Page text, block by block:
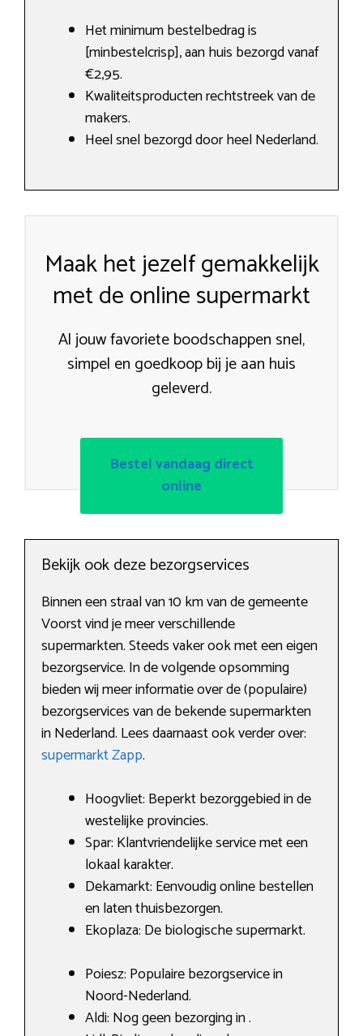
Het minimum bestelbedrag is
[minbestelcrisp], aan huis bezorgd vanaf
€2,95.
Kwaliteitsproducten rechtstreek van de
makers.
Heel snel bezorgd door heel Nederland.
Maak het jezelf gemakkelijk
met de online supermarkt
Al jouw favoriete boodschappen snel,
simpel en goedkoop bij je aan huis
geleverd.
Bestel vandaag direct
online
Bekijk ook deze bezorgservices
Binnen een straal van 10 km van de gemeente
Voorst vind je meer verschillende
supermarkten. Steeds vaker ook met een eigen
bezorgservice. In de volgende opsomming
bieden wij meer informatie over de (populaire)
bezorgservices van de bekende supermarkten
in Nederland. Lees daarnaast ook verder over:
supermarkt Zapp.
Hoogvliet: Beperkt bezorggebied in de
westelijke provincies.
Spar: Klantvriendelijke service met een
lokaal karakter.
Dekamarkt: Eenvoudig online bestellen
en laten thuisbezorgen.
Ekoplaza: De biologische supermarkt.
Poiesz: Populaire bezorgservice in
Noord-Nederland.
Aldi: Nog geen bezorging in .